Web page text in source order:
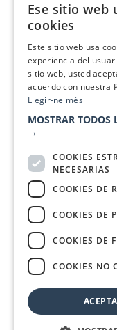
Ese sitio web
cookies
Este sitio web usa
experiencia del
sitio web, usted
acuerdo con nuestra
Llegir-ne més
MOSTRAR TODOS
→
COOKIES
NECESARIAS
COOKIES DE
COOKIES DE
COOKIES DE
COOKIES NO